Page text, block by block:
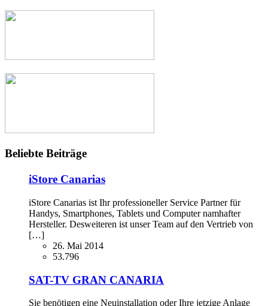
Beliebte Beiträge
iStore Canarias
iStore Canarias ist Ihr professioneller Service Partner für
Handys, Smartphones, Tablets und Computer namhafter
Hersteller. Desweiteren ist unser Team auf den Vertrieb von
[…]
26. Mai 2014
53.796
SAT-TV GRAN CANARIA
Sie benötigen eine Neuinstallation oder Ihre jetzige Anlage